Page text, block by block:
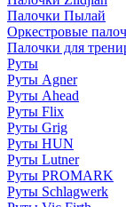
Палочки Пылай
Оркестровые
Палочки для
Руты
Руты Agner
Руты Ahead
Руты Flix
Руты Grig
Руты HUN
Руты Lutner
Руты PROMARK
Руты Schlagwerk